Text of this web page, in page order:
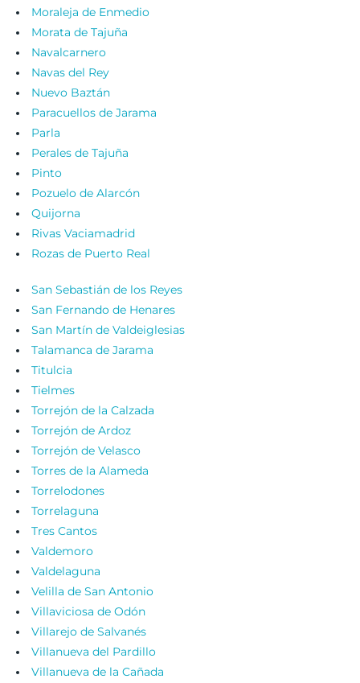
Moraleja de Enmedio
Morata de Tajuña
Navalcarnero
Navas del Rey
Nuevo Baztán
Paracuellos de Jarama
Parla
Perales de Tajuña
Pinto
Pozuelo de Alarcón
Quijorna
Rivas Vaciamadrid
Rozas de Puerto Real
San Sebastián de los Reyes
San Fernando de Henares
San Martín de Valdeiglesias
Talamanca de Jarama
Titulcia
Tielmes
Torrejón de la Calzada
Torrejón de Ardoz
Torrejón de Velasco
Torres de la Alameda
Torrelodones
Torrelaguna
Tres Cantos
Valdemoro
Valdelaguna
Velilla de San Antonio
Villaviciosa de Odón
Villarejo de Salvanés
Villanueva del Pardillo
Villanueva de la Cañada